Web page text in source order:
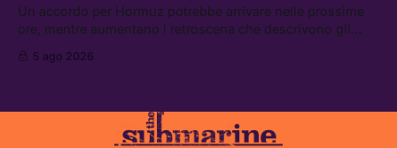
abbandonata
Un accordo per Hormuz potrebbe arrivare nelle prossime
ore, mentre aumentano i retroscena che descrivono gli
chi aspetta i dispersi di Ceuta, il boom dei carburanti
5 ago 2026